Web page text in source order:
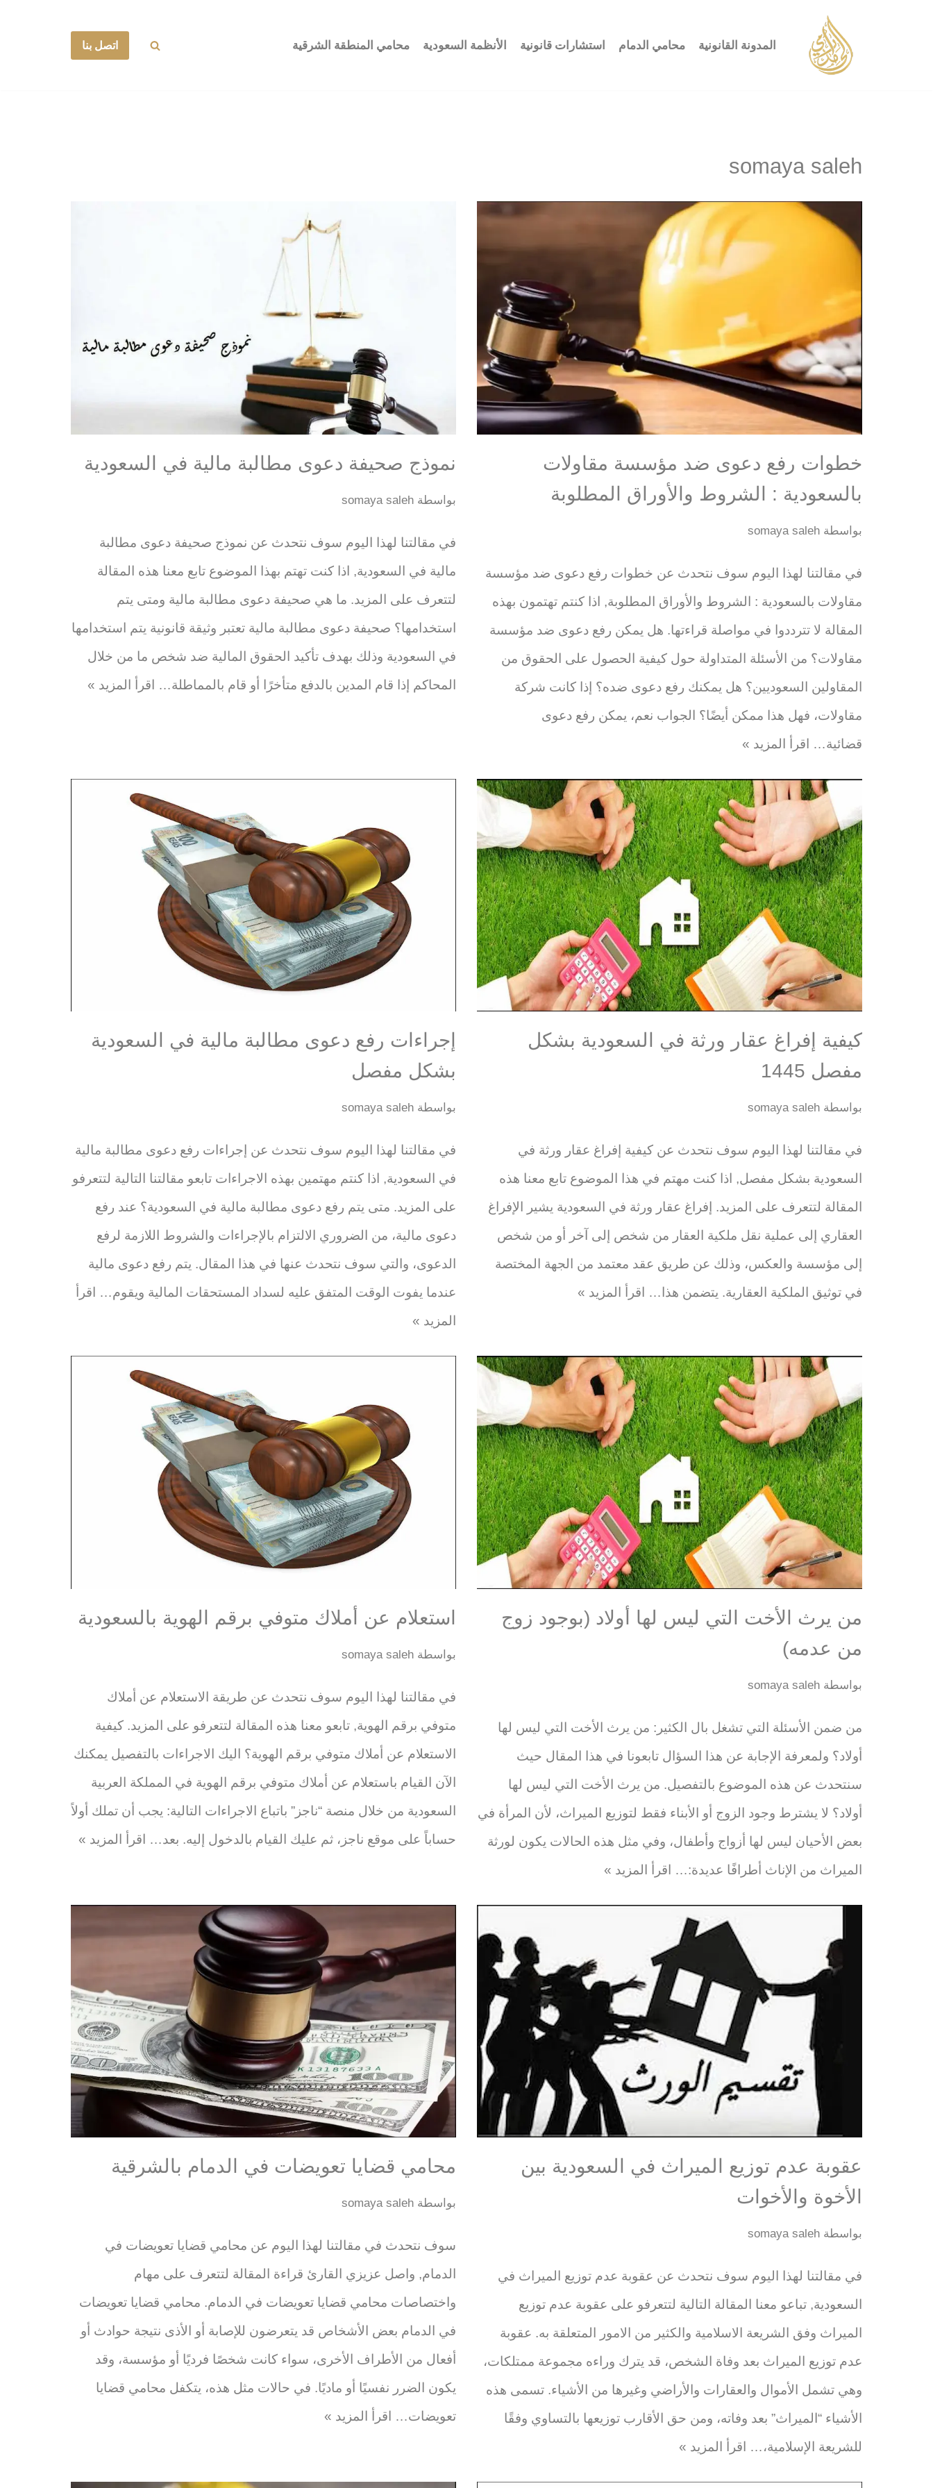
المدونة القانونية محامي الدمام استشارات قانونية الأنظمة السعودية محامي المنطقة الشرقية اتصل بنا
somaya saleh
خطوات رفع دعوى ضد مؤسسة مقاولات
بالسعودية : الشروط والأوراق المطلوبة
بواسطة somaya saleh
في مقالتنا لهذا اليوم سوف نتحدث عن خطوات رفع دعوى ضد مؤسسة
مقاولات بالسعودية : الشروط والأوراق المطلوبة, اذا كنتم تهتمون بهذه
المقالة لا تترددوا في مواصلة قراءتها. هل يمكن رفع دعوى ضد مؤسسة
مقاولات؟ من الأسئلة المتداولة حول كيفية الحصول على الحقوق من
المقاولين السعوديين؟ هل يمكنك رفع دعوى ضده؟ إذا كانت شركة
مقاولات، فهل هذا ممكن أيضًا؟ الجواب نعم، يمكن رفع دعوى
قضائية… اقرأ المزيد »
نموذج صحيفة دعوى مطالبة مالية في السعودية
بواسطة somaya saleh
في مقالتنا لهذا اليوم سوف نتحدث عن نموذج صحيفة دعوى مطالبة
مالية في السعودية, اذا كنت تهتم بهذا الموضوع تابع معنا هذه المقالة
لتتعرف على المزيد. ما هي صحيفة دعوى مطالبة مالية ومتى يتم
استخدامها؟ صحيفة دعوى مطالبة مالية تعتبر وثيقة قانونية يتم استخدامها
في السعودية وذلك بهدف تأكيد الحقوق المالية ضد شخص ما من خلال
المحاكم إذا قام المدين بالدفع متأخرًا أو قام بالمماطلة… اقرأ المزيد »
كيفية إفراغ عقار ورثة في السعودية بشكل
مفصل 1445
بواسطة somaya saleh
في مقالتنا لهذا اليوم سوف نتحدث عن كيفية إفراغ عقار ورثة في
السعودية بشكل مفصل, اذا كنت مهتم في هذا الموضوع تابع معنا هذه
المقالة لتتعرف على المزيد. إفراغ عقار ورثة في السعودية يشير الإفراغ
العقاري إلى عملية نقل ملكية العقار من شخص إلى آخر أو من شخص
إلى مؤسسة والعكس، وذلك عن طريق عقد معتمد من الجهة المختصة
في توثيق الملكية العقارية. يتضمن هذا…
اقرأ المزيد »
إجراءات رفع دعوى مطالبة مالية في السعودية
بشكل مفصل
بواسطة somaya saleh
في مقالتنا لهذا اليوم سوف نتحدث عن إجراءات رفع دعوى مطالبة مالية
في السعودية, اذا كنتم مهتمين بهذه الاجراءات تابعو مقالتنا التالية لتتعرفو
على المزيد. متى يتم رفع دعوى مطالبة مالية في السعودية؟ عند رفع
دعوى مالية، من الضروري الالتزام بالإجراءات والشروط اللازمة لرفع
الدعوى، والتي سوف نتحدث عنها في هذا المقال. يتم رفع دعوى مالية
عندما يفوت الوقت المتفق عليه لسداد المستحقات المالية ويقوم…
اقرأ
المزيد »
من يرث الأخت التي ليس لها أولاد (بوجود زوج
من عدمه)
بواسطة somaya saleh
من ضمن الأسئلة التي تشغل بال الكثير: من يرث الأخت التي ليس لها
أولاد؟ ولمعرفة الإجابة عن هذا السؤال تابعونا في هذا المقال حيث
سنتحدث عن هذه الموضوع بالتفصيل. من يرث الأخت التي ليس لها
أولاد؟ لا يشترط وجود الزوج أو الأبناء فقط لتوزيع الميراث، لأن المرأة في
بعض الأحيان ليس لها أزواج وأطفال، وفي مثل هذه الحالات يكون لورثة
الميراث من الإناث أطرافًا عديدة:… اقرأ المزيد »
استعلام عن أملاك متوفي برقم الهوية بالسعودية
بواسطة somaya saleh
في مقالتنا لهذا اليوم سوف نتحدث عن طريقة الاستعلام عن أملاك
متوفي برقم الهوية, تابعو معنا هذه المقالة لتتعرفو على المزيد. كيفية
الاستعلام عن أملاك متوفي برقم الهوية؟ اليك الاجراءات بالتفصيل يمكنك
الآن القيام باستعلام عن أملاك متوفي برقم الهوية في المملكة العربية
السعودية من خلال منصة “ناجز” باتباع الاجراءات التالية: يجب أن تملك أولاً
حساباً على موقع ناجز، ثم عليك القيام بالدخول إليه. بعد… اقرأ المزيد »
عقوبة عدم توزيع الميراث في السعودية بين
الأخوة والأخوات
بواسطة somaya saleh
في مقالتنا لهذا اليوم سوف نتحدث عن عقوبة عدم توزيع الميراث في
السعودية, تباعو معنا المقالة التالية لتتعرفو على عقوبة عدم توزيع
الميراث وفق الشريعة الاسلامية والكثير من الامور المتعلقة به. عقوبة
عدم توزيع الميراث بعد وفاة الشخص، قد يترك وراءه مجموعة ممتلكات،
وهي تشمل الأموال والعقارات والأراضي وغيرها من الأشياء. تسمى هذه
الأشياء “الميراث” بعد وفاته، ومن حق الأقارب توزيعها بالتساوي وفقًا
للشريعة الإسلامية،…
اقرأ المزيد »
محامي قضايا تعويضات في الدمام بالشرقية
بواسطة somaya saleh
سوف نتحدث في مقالتنا لهذا اليوم عن محامي قضايا تعويضات في
الدمام, واصل عزيزي القارئ قراءة المقالة لتتعرف على مهام
واختصاصات محامي قضايا تعويضات في الدمام. محامي قضايا تعويضات
في الدمام بعض الأشخاص قد يتعرضون للإصابة أو الأذى نتيجة حوادث أو
أفعال من الأطراف الأخرى، سواء كانت شخصًا فرديًا أو مؤسسة، وقد
يكون الضرر نفسيًا أو ماديًا. في حالات مثل هذه، يتكفل محامي قضايا
تعويضات…
اقرأ المزيد »